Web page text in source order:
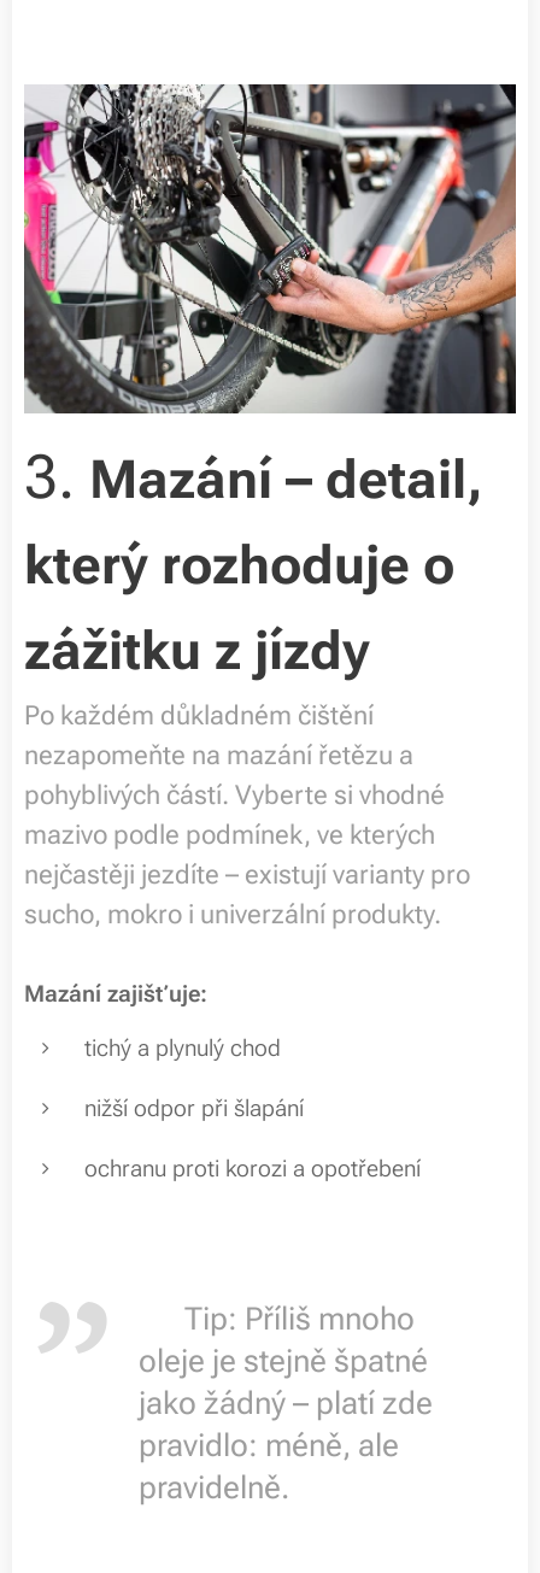
3. Mazání – detail,
který rozhoduje o
zážitku z jízdy
Po každém důkladném čištění
nezapomeňte na mazání řetězu a
pohyblivých částí. Vyberte si vhodné
mazivo podle podmínek, ve kterých
nejčastěji jezdíte – existují varianty pro
sucho, mokro i univerzální produkty.
Mazání zajišťuje:
tichý a plynulý chod
nižší odpor při šlapání
ochranu proti korozi a opotřebení
💡 Tip: Příliš mnoho
oleje je stejně špatné
jako žádný – platí zde
pravidlo: méně, ale
pravidelně.